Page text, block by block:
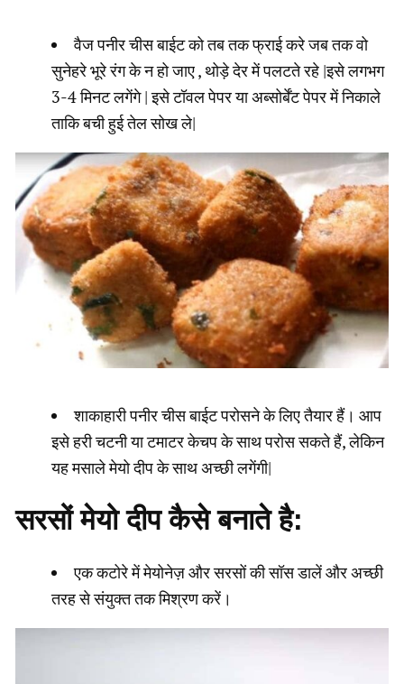
वैज पनीर चीस बाईट को तब तक फ्राई करे जब तक वो
सुनेहरे भूरे रंग के न हो जाए , थोड़े देर में पलटते रहे |इसे लगभग
3-4 मिनट लगेंगे | इसे टॉवल पेपर या अब्सोर्बेंट पेपर में निकाले
ताकि बची हुई तेल सोख ले|
शाकाहारी पनीर चीस बाईट परोसने के लिए तैयार हैं। आप
इसे हरी चटनी या टमाटर केचप के साथ परोस सकते हैं, लेकिन
यह मसाले मेयो दीप के साथ अच्छी लगेंगी|
सरसों मेयो दीप कैसे बनाते है:
एक कटोरे में मेयोनेज़ और सरसों की सॉस डालें और अच्छी
तरह से संयुक्त तक मिश्रण करें।